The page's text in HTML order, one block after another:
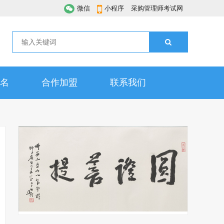
微信 小程序 采购管理师考试网
合作加盟 联系我们